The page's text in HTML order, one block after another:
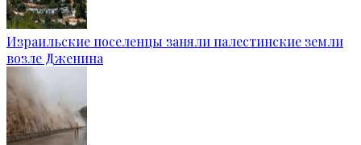
Израильские поселенцы заняли палестинские земли
возле Дженина